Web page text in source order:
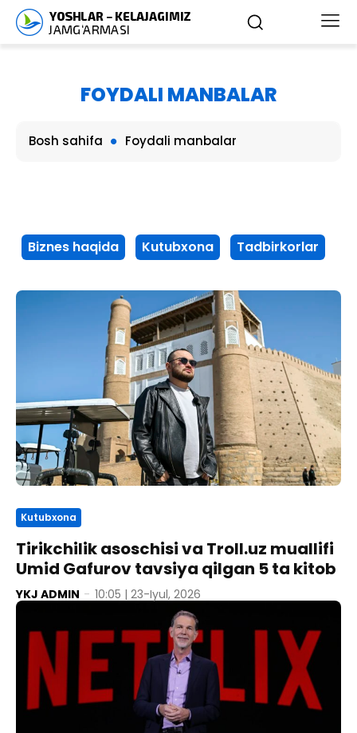
FOYDALI MANBALAR
Bosh sahifa Foydali manbalar
Biznes haqida Kutubxona Tadbirkorlar
Kutubxona
Tirikchilik asoschisi va Troll.uz muallifi
Umid Gafurov tavsiya qilgan 5 ta kitob
YKJ ADMIN - 10:05 | 23-Iyul, 2026